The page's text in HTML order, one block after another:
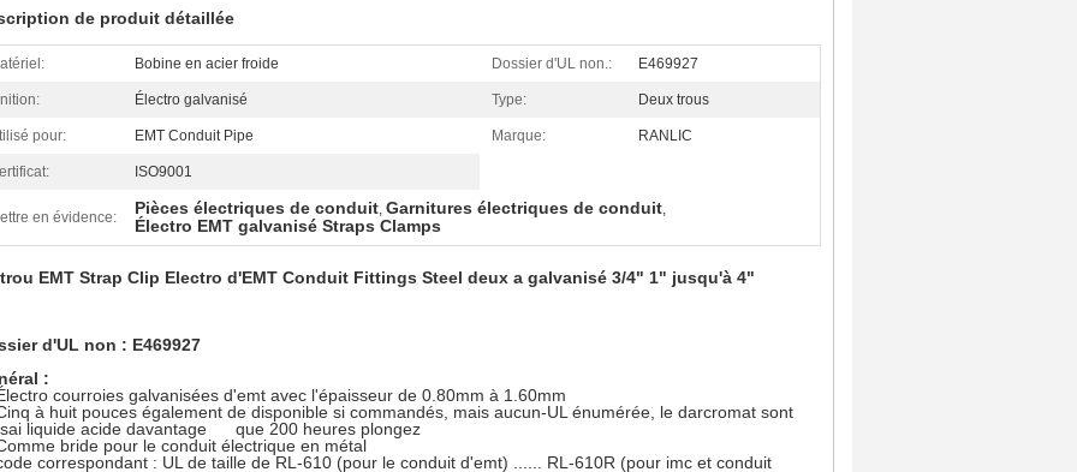
de produit détaillée
Bobine en acier froide Dossier d'UL non.: E469927
Électro galvanisé Type: Deux trous
pour: EMT Conduit Pipe Marque: RANLIC
ISO9001
en évidence: Pièces électriques de conduit, Garnitures électriques de conduit,
Électro EMT galvanisé Straps Clamps
EMT Strap Clip Electro d'EMT Conduit Fittings Steel deux a galvanisé 3/4" 1" jusqu'à 4"
d'UL non : E469927
:
courroies galvanisées d'emt avec l'épaisseur de 0.80mm à 1.60mm
à huit pouces également de disponible si commandés, mais aucun-UL énumérée, le darcromat sont
liquide acide davantage que 200 heures plongez
bride pour le conduit électrique en métal
correspondant : UL de taille de RL-610 (pour le conduit d'emt) ...... RL-610R (pour imc et conduit